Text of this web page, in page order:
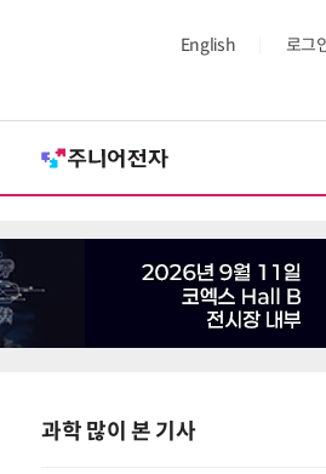
English 로그
과학 많이 본 기사